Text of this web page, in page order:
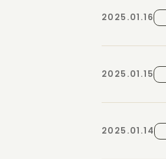
2025.01.16
2025.01.15
2025.01.14